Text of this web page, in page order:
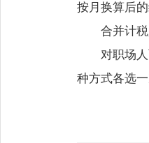
按月换算后
合并计
对职场
种方式各选